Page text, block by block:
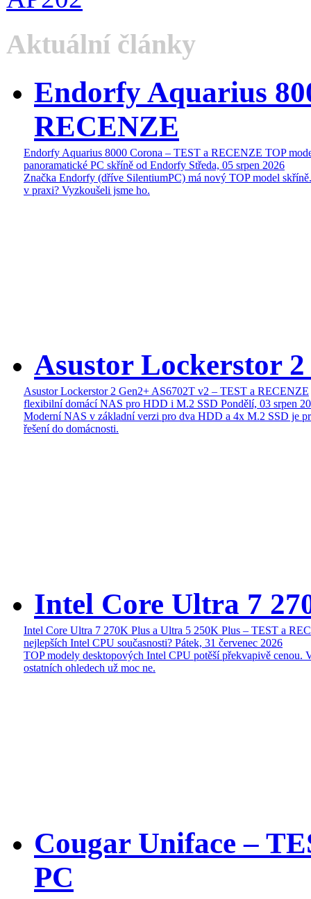
Aktuální články
Endorfy Aquarius
RECENZE
Endorfy Aquarius 8000 Corona – TEST a RECENZE TOP
panoramatické PC skříně od Endorfy Středa, 05 srpen 2026
Značka Endorfy (dříve SilentiumPC) má nový TOP model
v praxi? Vyzkoušeli jsme ho.
Asustor Lockerstor
Asustor Lockerstor 2 Gen2+ AS6702T v2 – TEST a RECENZE
flexibilní domácí NAS pro HDD i M.2 SSD Pondělí, 03 srpen
Moderní NAS v základní verzi pro dva HDD a 4x M.2 SSD je
řešení do domácnosti.
Intel Core Ultra 7
Intel Core Ultra 7 270K Plus a Ultra 5 250K Plus – TEST a
nejlepších Intel CPU současnosti? Pátek, 31 červenec 2026
TOP modely desktopových Intel CPU potěší překvapivě cenou.
ostatních ohledech už moc ne.
Cougar Uniface –
PC